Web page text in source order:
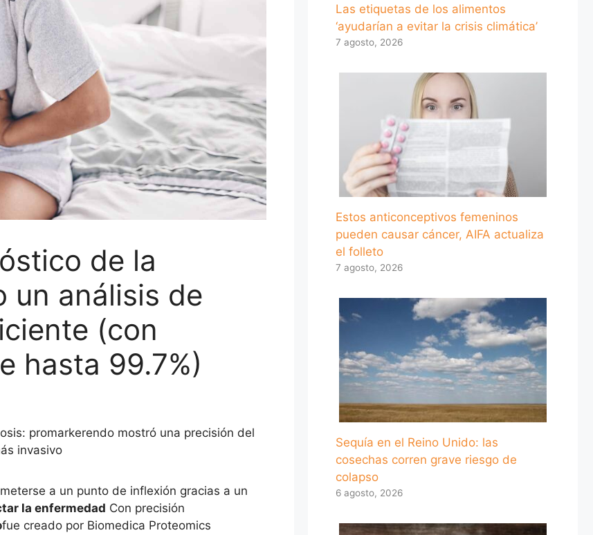
de la
un análisis de
(con
hasta 99.7%)
promarkerendo mostró una precisión del
invasivo
a un punto de inflexión gracias a un
la enfermedad Con precisión
fue creado por Biomedica Proteomics
Las etiquetas de los alimentos
‘ayudarían a evitar la crisis climática’
7 agosto, 2026
Estos anticonceptivos femeninos
pueden causar cáncer, AIFA actualiza
el folleto
7 agosto, 2026
Sequía en el Reino Unido: las
cosechas corren grave riesgo de
colapso
6 agosto, 2026